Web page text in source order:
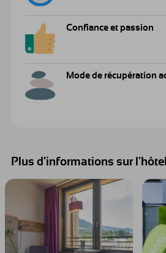
Confiance et passion
Mode de récupération
Plus d'informations sur